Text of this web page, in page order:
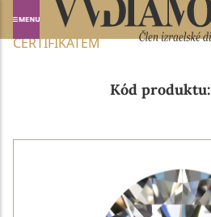
Domů NABÍDKA DIAMANTŮ
CERTIFIKÁTEM
Kód produktu: